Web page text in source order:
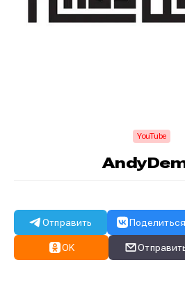
YouTube
Отправить Поделиться
OK